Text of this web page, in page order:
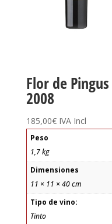
Flor de Pingus
2008
185,00€ IVA Incl
Peso
1,7 kg
Dimensiones
11 × 11 × 40 cm
Tipo de vino:
Tinto